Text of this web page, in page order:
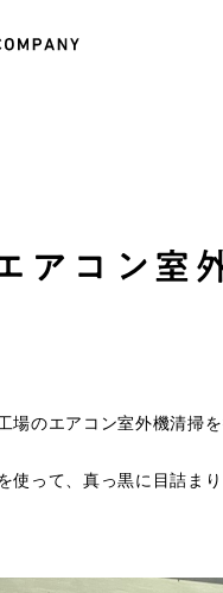
アコン室
場のエアコン室外機清掃を
使って、真っ黒に目詰ま